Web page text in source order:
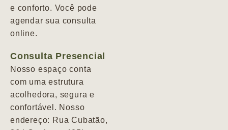
e conforto. Você pode
agendar sua consulta
online.
Consulta Presencial
Nosso espaço conta
com uma estrutura
acolhedora, segura e
confortável. Nosso
endereço: Rua Cubatão,